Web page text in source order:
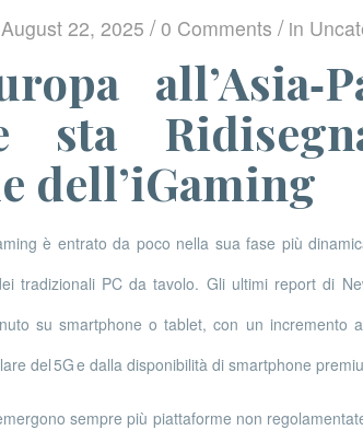
August 22, 2025 / 0 Comments / in
sta
dell’iGaming
è entrato da poco nella sua fase più
tradizionali PC da tavolo. Gli ultimi report di
su smartphone o tablet, con un incremento
del 5G e dalla disponibilità di smartphone
sempre più piattaforme non